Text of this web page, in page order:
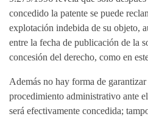
concedido la patente se puede
explotación indebida de su objeto,
entre la fecha de publicación de la
concesión del derecho, como en
Además no hay forma de
procedimiento administrativo ante
será efectivamente concedida;